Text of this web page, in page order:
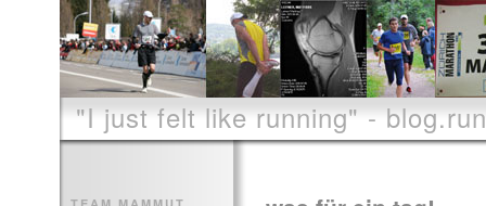
"I just felt like running" -